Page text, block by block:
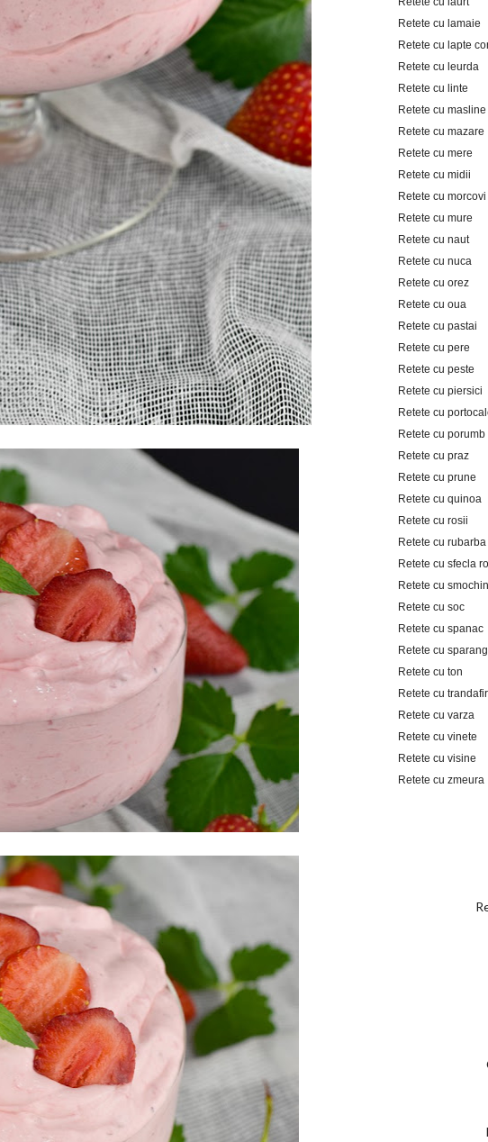
Retete cu lamaie
Retete cu lapte
Retete cu leurda
Retete cu linte
Retete cu masline
Retete cu mazare
Retete cu mere
Retete cu midii
Retete cu morcovi
Retete cu mure
Retete cu naut
Retete cu nuca
Retete cu orez
Retete cu oua
Retete cu pastai
Retete cu pere
Retete cu peste
Retete cu piersici
Retete cu
Retete cu porumb
Retete cu praz
Retete cu prune
Retete cu quinoa
Retete cu rosii
Retete cu rubarba
Retete cu sfecla
Retete cu
Retete cu soc
Retete cu spanac
Retete cu
Retete cu ton
Retete cu
Retete cu varza
Retete cu vinete
Retete cu visine
Retete cu zmeura